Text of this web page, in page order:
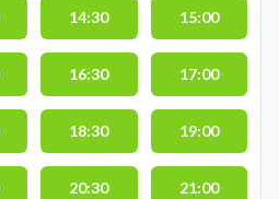
14:30 15:00
16:30 17:00
18:30 19:00
20:30 21:00